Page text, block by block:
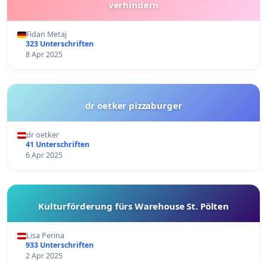
verhindern
Fidan Metaj
323 Unterschriften
8 Apr 2025
dr oetker pizzaburger
dr oetker
41 Unterschriften
6 Apr 2025
Kulturförderung fürs Warehouse St. Pölten
Lisa Perina
933 Unterschriften
2 Apr 2025